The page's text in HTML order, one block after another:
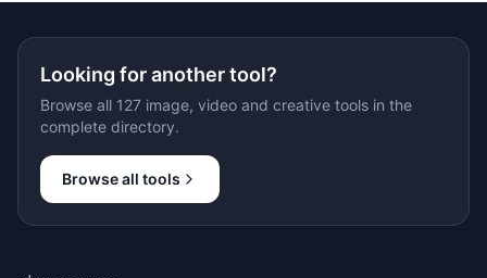
Looking for another tool?
Browse all 127 image, video and creative tools in the
complete directory.
Browse all tools